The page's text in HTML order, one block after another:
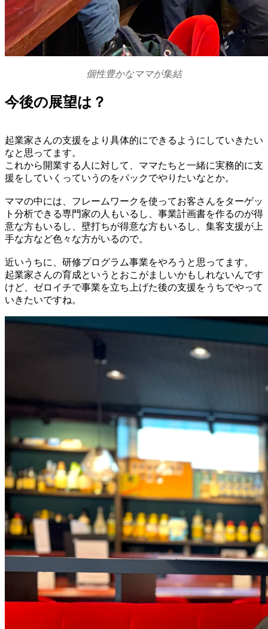
個性豊かなママが集結
今後の展望は？
起業家さんの支援をより具体的にできるようにしていきたい
なと思ってます。
これから開業する人に対して、ママたちと一緒に実務的に支
援をしていくっていうのをパックでやりたいなとか。
ママの中には、フレームワークを使ってお客さんをターゲッ
ト分析できる専門家の人もいるし、事業計画書を作るのが得
意な方もいるし、壁打ちが得意な方もいるし、集客支援が上
手な方など色々な方がいるので。
近いうちに、研修プログラム事業をやろうと思ってます。
起業家さんの育成というとおこがましいかもしれないんです
けど、ゼロイチで事業を立ち上げた後の支援をうちでやって
いきたいですね。